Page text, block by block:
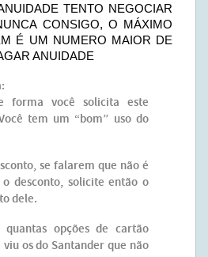
TENTO NEGOCIAR
CONSIGO, O MÁXIMO
É UM NUMERO MAIOR DE
ANUIDADE
forma você solicita este
tem um “bom” uso do
se falarem que não é
o desconto, solicite então o
dele.
opções de cartão
os do Santander que não